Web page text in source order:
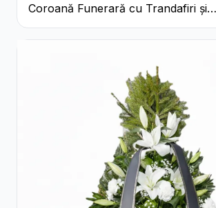
Coroană Funerară cu Trandafiri și
Crini